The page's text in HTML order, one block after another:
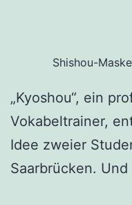
Shishou-
„Kyoshou“, ein
Vokabeltrainer,
Idee zweier
Saarbrücken.